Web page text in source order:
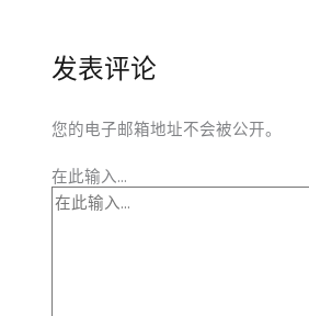
发表评论
您的电子邮箱地址不会被公开。
在此输入...